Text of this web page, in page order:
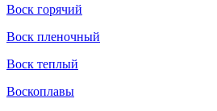
Воск горячий
Воск пленочный
Воск теплый
Воскоплавы